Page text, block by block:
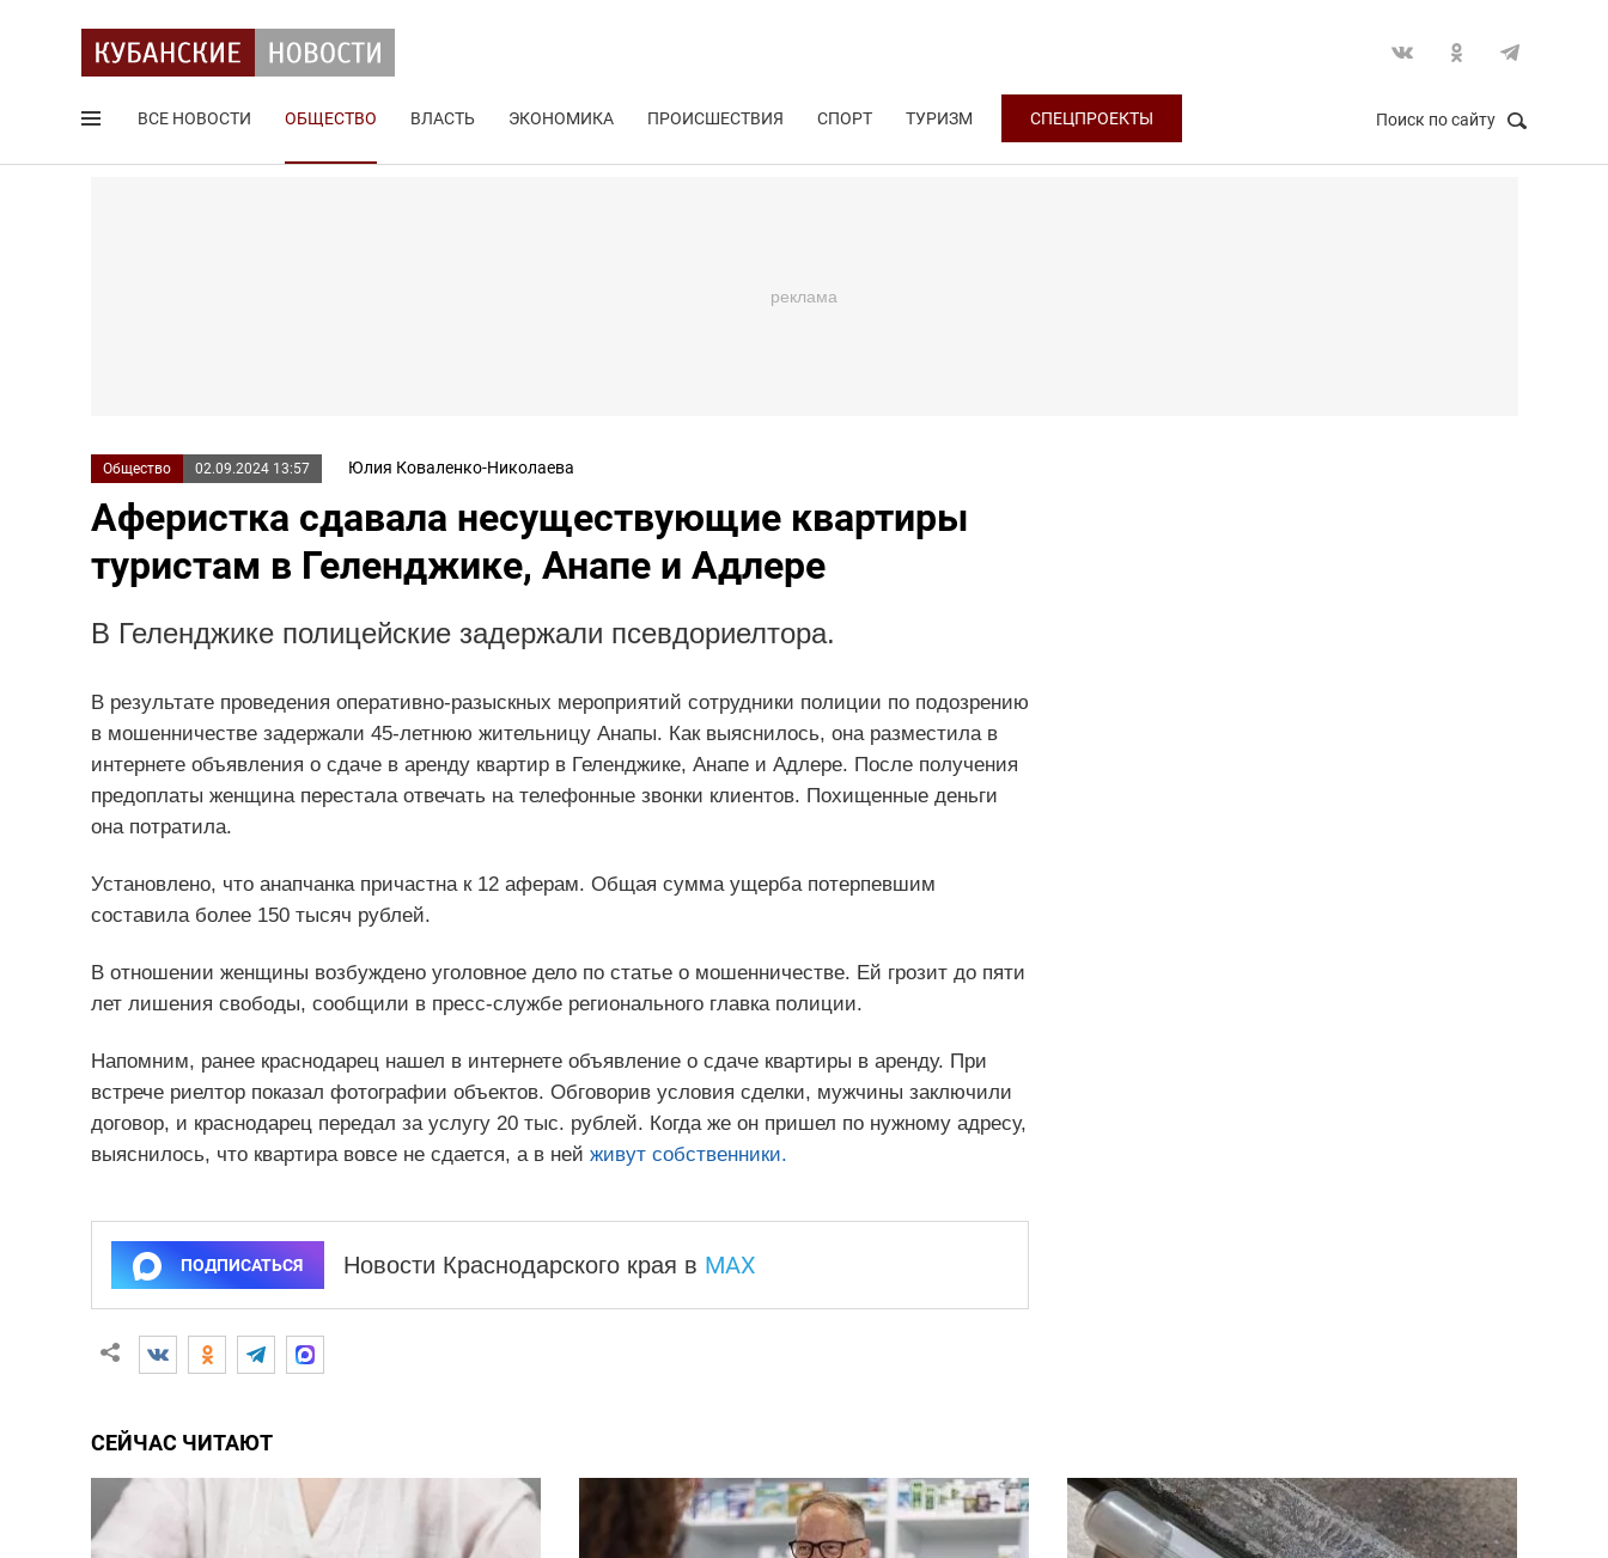
ВСЕ НОВОСТИ ОБЩЕСТВО ВЛАСТЬ ЭКОНОМИКА ПРОИСШЕСТВИЯ СПОРТ ТУРИЗМ СПЕЦПРОЕКТЫ Поиск по сайту
Общество 02.09.2024 13:57 Юлия Коваленко-Николаева
Аферистка сдавала несуществующие квартиры
туристам в Геленджике, Анапе и Адлере
В Геленджике полицейские задержали псевдориелтора.
В результате проведения оперативно-разыскных мероприятий сотрудники полиции по подозрению
в мошенничестве задержали 45-летнюю жительницу Анапы. Как выяснилось, она разместила в
интернете объявления о сдаче в аренду квартир в Геленджике, Анапе и Адлере. После получения
предоплаты женщина перестала отвечать на телефонные звонки клиентов. Похищенные деньги
она потратила.
Установлено, что анапчанка причастна к 12 аферам. Общая сумма ущерба потерпевшим
составила более 150 тысяч рублей.
В отношении женщины возбуждено уголовное дело по статье о мошенничестве. Ей грозит до пяти
лет лишения свободы, сообщили в пресс-службе регионального главка полиции.
Напомним, ранее краснодарец нашел в интернете объявление о сдаче квартиры в аренду. При
встрече риелтор показал фотографии объектов. Обговорив условия сделки, мужчины заключили
договор, и краснодарец передал за услугу 20 тыс. рублей. Когда же он пришел по нужному адресу,
выяснилось, что квартира вовсе не сдается, а в ней живут собственники.
ПОДПИСАТЬСЯ Новости Краснодарского края в MAX
СЕЙЧАС ЧИТАЮТ